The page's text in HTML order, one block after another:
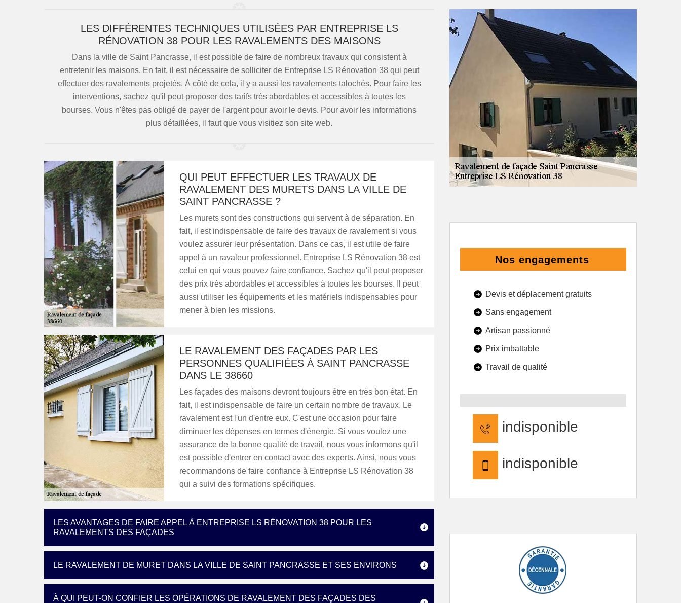
LES DIFFÉRENTES TECHNIQUES UTILISÉES PAR ENTREPRISE LS
RÉNOVATION 38 POUR LES RAVALEMENTS DES MAISONS
Dans la ville de Saint Pancrasse, il est possible de faire de nombreux travaux qui consistent à
entretenir les maisons. En fait, il est nécessaire de solliciter de Entreprise LS Rénovation 38 qui peut
effectuer des ravalements projetés. À côté de cela, il y a aussi les ravalements talochés. Pour faire les
interventions, sachez qu'il peut proposer des tarifs très abordables et accessibles à toutes les
bourses. Vous n'êtes pas obligé de payer de l'argent pour avoir le devis. Pour avoir les informations
plus détaillées, il faut que vous visitiez son site web.
QUI PEUT EFFECTUER LES TRAVAUX DE
RAVALEMENT DES MURETS DANS LA VILLE DE
SAINT PANCRASSE ?
Les murets sont des constructions qui servent à de séparation. En
fait, il est indispensable de faire des travaux de ravalement si vous
voulez assurer leur présentation. Dans ce cas, il est utile de faire
appel à un ravaleur professionnel. Entreprise LS Rénovation 38 est
celui en qui vous pouvez faire confiance. Sachez qu'il peut proposer
des prix très abordables et accessibles à toutes les bourses. Il peut
aussi utiliser les équipements et les matériels indispensables pour
mener à bien les missions.
LE RAVALEMENT DES FAÇADES PAR LES
PERSONNES QUALIFIÉES À SAINT PANCRASSE
DANS LE 38660
Les façades des maisons devront toujours être en très bon état. En
fait, il est indispensable de faire un certain nombre de travaux. Le
ravalement est l'un d'entre eux. C'est une occasion pour faire
diminuer les dépenses en termes d'énergie. Si vous voulez une
assurance de la bonne qualité de travail, nous vous informons qu'il
est possible d'entrer en contact avec des experts. Ainsi, nous vous
recommandons de faire confiance à Entreprise LS Rénovation 38
qui a suivi des formations spécifiques.
LES AVANTAGES DE FAIRE APPEL À ENTREPRISE LS RÉNOVATION 38 POUR LES
RAVALEMENTS DES FAÇADES
LE RAVALEMENT DE MURET DANS LA VILLE DE SAINT PANCRASSE ET SES ENVIRONS
À QUI PEUT-ON CONFIER LES OPÉRATIONS DE RAVALEMENT DES FAÇADES DES
Nos engagements
Devis et déplacement gratuits
Sans engagement
Artisan passionné
Prix imbattable
Travail de qualité
indisponible
indisponible